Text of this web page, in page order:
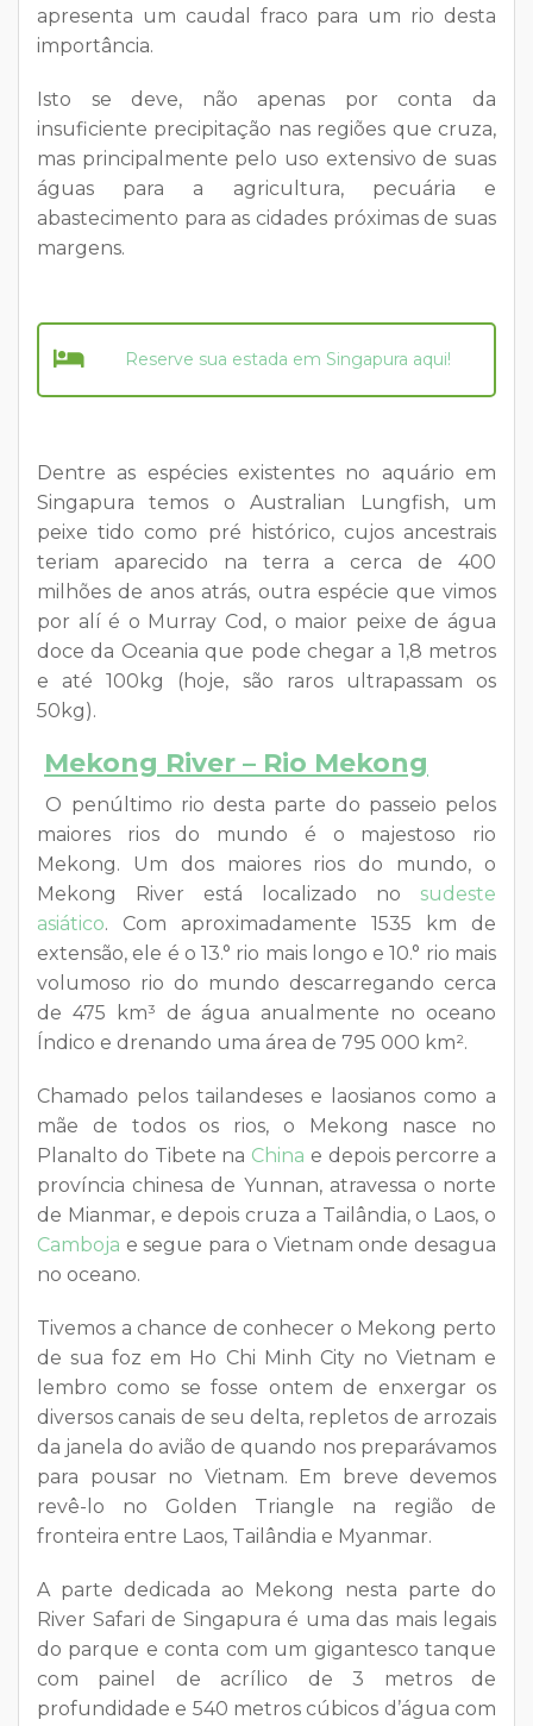
apresenta um caudal fraco para um rio desta
importância.
Isto se deve, não apenas por conta da
insuficiente precipitação nas regiões que cruza,
mas principalmente pelo uso extensivo de suas
águas para a agricultura, pecuária e
abastecimento para as cidades próximas de suas
margens.
Reserve sua estada em Singapura aqui!
Dentre as espécies existentes no aquário em
Singapura temos o Australian Lungfish, um
peixe tido como pré histórico, cujos ancestrais
teriam aparecido na terra a cerca de 400
milhões de anos atrás, outra espécie que vimos
por alí é o Murray Cod, o maior peixe de água
doce da Oceania que pode chegar a 1,8 metros
e até 100kg (hoje, são raros ultrapassam os
50kg).
Mekong River – Rio Mekong
O penúltimo rio desta parte do passeio pelos
maiores rios do mundo é o majestoso rio
Mekong. Um dos maiores rios do mundo, o
Mekong River está localizado no sudeste
asiático. Com aproximadamente 1535 km de
extensão, ele é o 13.° rio mais longo e 10.° rio mais
volumoso rio do mundo descarregando cerca
de 475 km³ de água anualmente no oceano
Índico e drenando uma área de 795 000 km².
Chamado pelos tailandeses e laosianos como a
mãe de todos os rios, o Mekong nasce no
Planalto do Tibete na China e depois percorre a
província chinesa de Yunnan, atravessa o norte
de Mianmar, e depois cruza a Tailândia, o Laos, o
Camboja e segue para o Vietnam onde desagua
no oceano.
Tivemos a chance de conhecer o Mekong perto
de sua foz em Ho Chi Minh City no Vietnam e
lembro como se fosse ontem de enxergar os
diversos canais de seu delta, repletos de arrozais
da janela do avião de quando nos preparávamos
para pousar no Vietnam. Em breve devemos
revê-lo no Golden Triangle na região de
fronteira entre Laos, Tailândia e Myanmar.
A parte dedicada ao Mekong nesta parte do
River Safari de Singapura é uma das mais legais
do parque e conta com um gigantesco tanque
com painel de acrílico de 3 metros de
profundidade e 540 metros cúbicos d’água com